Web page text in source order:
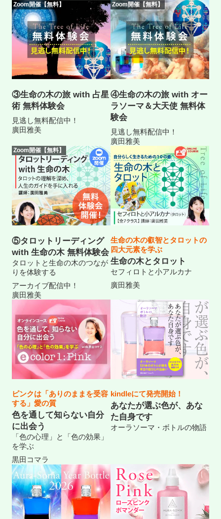
Zoom開催【無料】
③生命の木の旅 with 占星
術 無料体験会
見逃し無料配信中！
廣田雅美
Zoom開催【無料】
④生命の木の旅 with オー
ラソーマ＆大天使 無料体
験会
見逃し無料配信中！
廣田雅美
Zoom開催【無料】
⑤タロットリーディング
with 生命の木 無料体験会
タロットと生命の木のつなが
りを体験する
アーカイブ配信中！
廣田雅美
生命の木の叡智とタロットの
四大元素を学ぶ
生命の木とタロット
セフィロトと小アルカナ
廣田雅美
ピンクは「ありのままを受容
する」愛の質
色を通して知らない自分
に出会う
「色の心理」と「色の効果」
を学ぶ
黒田コマラ
kindleにて発売開始！
あなたが選ぶ色が、あな
た自身です
オーラソーマ・ボトルの物語